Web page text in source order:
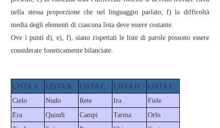
nella stessa proporzione che nel linguaggio parlato; f) la difficoltà
media degli elementi di ciascuna lista deve essere costante.
Ove i punti d), e), f), siano rispettati le liste di parole possono essere
considerate foneticamente bilanciate.
LISTA A LISTA B LISTA C LISTA D
LISTA E
Cielo
Nudo Rete Ira
Fiele
Era
Quindi Campi Tarma
Orlo